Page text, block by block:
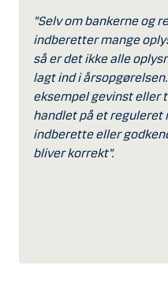
”Selv om bankerne og
indberetter mange
så er det ikke alle
lagt ind i
eksempel gevinst eller
handlet på et reguleret
indberette eller
bliver korrekt”.